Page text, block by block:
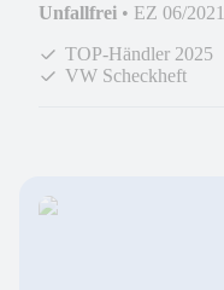
Unfallfrei • EZ 06/2021
TOP-Händler 2025
VW Scheckheft